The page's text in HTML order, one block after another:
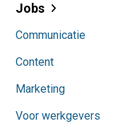
Jobs
Communicatie
Content
Marketing
Voor werkgevers